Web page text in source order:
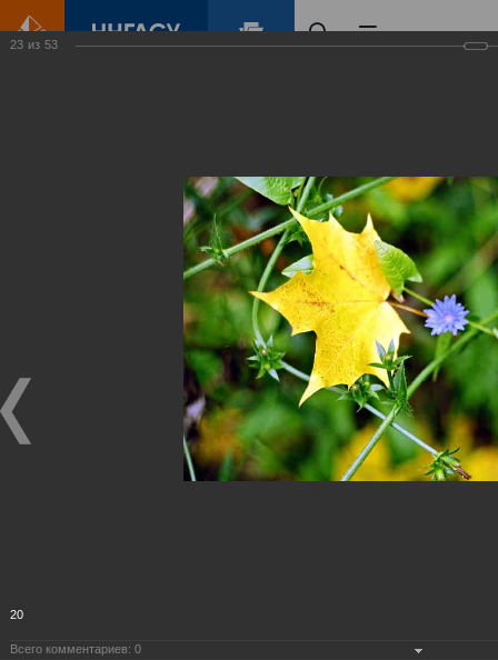
Виртуальные
выставки
(фотоальбомы)
23 из 53
20
Всего комментариев: 0